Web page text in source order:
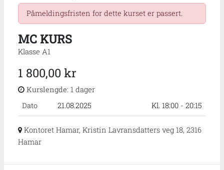
Påmeldingsfristen for dette kurset er passert.
MC KURS
Klasse A1
1 800,00 kr
Kurslengde: 1 dager
Dato
21.08.2025 Kl. 18:00 - 20:15
Kontoret Hamar, Kristin Lavransdatters veg 18, 2316
Hamar